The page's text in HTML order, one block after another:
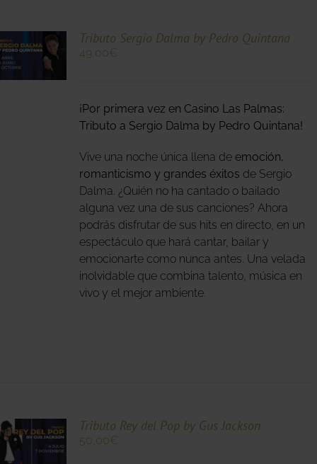
Tributo Sergio Dalma by Pedro Quintana
49,00€
¡Por primera vez en Casino Las Palmas:
Tributo a Sergio Dalma by Pedro Quintana!
Vive una noche única llena de emoción,
romanticismo y grandes éxitos de Sergio
Dalma. ¿Quién no ha cantado o bailado
alguna vez una de sus canciones? Ahora
podrás disfrutar de sus hits en directo, en un
espectáculo que hará cantar, bailar y
emocionarte como nunca antes. Una velada
inolvidable que combina talento, música en
vivo y el mejor ambiente.
Tributo Rey del Pop by Gus Jackson
50,00€